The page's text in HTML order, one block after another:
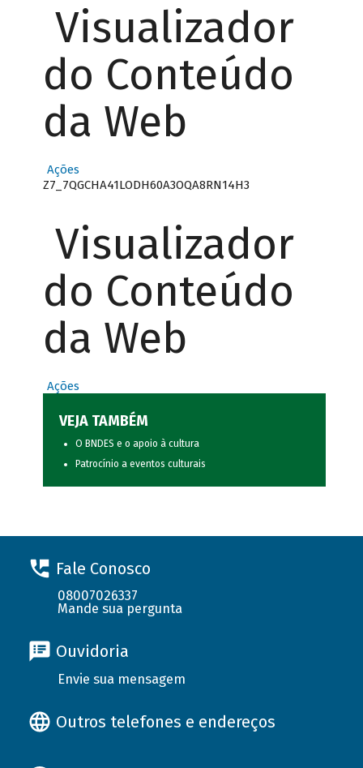
Visualizador
do Conteúdo
da Web
Ações
Z7_7QGCHA41LODH60A3OQA8RN14H3
Visualizador
do Conteúdo
da Web
Ações
VEJA TAMBÉM
O BNDES e o apoio à cultura
Patrocínio a eventos culturais
Fale Conosco
08007026337
Mande sua pergunta
Ouvidoria
Envie sua mensagem
Outros telefones e endereços